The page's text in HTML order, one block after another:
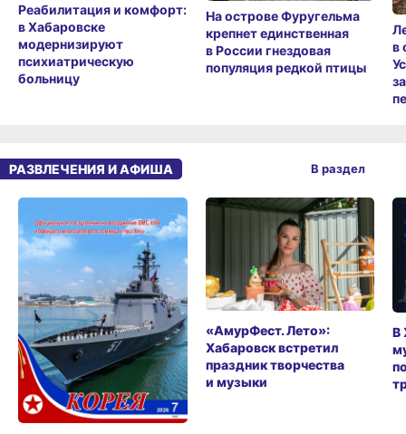
Реабилитация и комфорт:
в Хабаровске
модернизируют
психиатрическую
больницу
На острове Фуругельма
крепнет единственная
в России гнездовая
популяция редкой птицы
в
РАЗВЛЕЧЕНИЯ И АФИША
«АмурФест. Лето»:
Хабаровск встретил
праздник творчества
и музыки
В
В раздел